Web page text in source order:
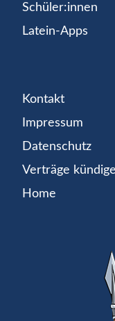
Schüler:innen
Latein-Apps
Kontakt
Impressum
Datenschutz
Verträge
Home